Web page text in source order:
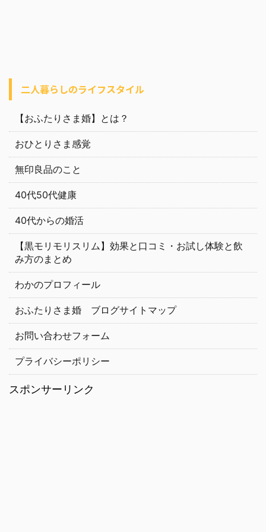
二人暮らしのライフスタイル
【おふたりさま婚】とは？
おひとりさま感覚
無印良品のこと
40代50代健康
40代からの婚活
【黒モリモリスリム】効果と口コミ・お試し体験と飲
み方のまとめ
わかのプロフィール
おふたりさま婚 ブログサイトマップ
お問い合わせフォーム
プライバシーポリシー
スポンサーリンク